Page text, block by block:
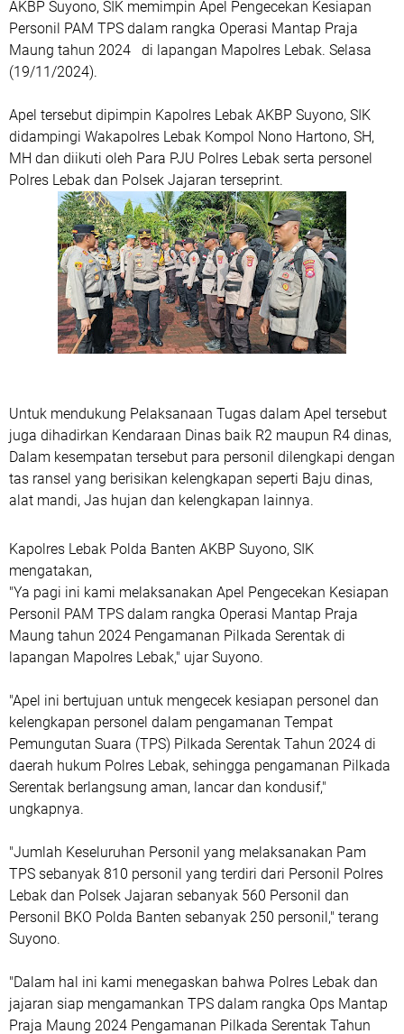
AKBP Suyono, SIK memimpin Apel Pengecekan Kesiapan
Personil PAM TPS dalam rangka Operasi Mantap Praja
Maung tahun 2024 di lapangan Mapolres Lebak. Selasa
(19/11/2024).
Apel tersebut dipimpin Kapolres Lebak AKBP Suyono, SIK
didampingi Wakapolres Lebak Kompol Nono Hartono, SH,
MH dan diikuti oleh Para PJU Polres Lebak serta personel
Polres Lebak dan Polsek Jajaran terseprint.
Untuk mendukung Pelaksanaan Tugas dalam Apel tersebut
juga dihadirkan Kendaraan Dinas baik R2 maupun R4 dinas,
Dalam kesempatan tersebut para personil dilengkapi dengan
tas ransel yang berisikan kelengkapan seperti Baju dinas,
alat mandi, Jas hujan dan kelengkapan lainnya.
Kapolres Lebak Polda Banten AKBP Suyono, SIK
mengatakan,
"Ya pagi ini kami melaksanakan Apel Pengecekan Kesiapan
Personil PAM TPS dalam rangka Operasi Mantap Praja
Maung tahun 2024 Pengamanan Pilkada Serentak di
lapangan Mapolres Lebak," ujar Suyono.
"Apel ini bertujuan untuk mengecek kesiapan personel dan
kelengkapan personel dalam pengamanan Tempat
Pemungutan Suara (TPS) Pilkada Serentak Tahun 2024 di
daerah hukum Polres Lebak, sehingga pengamanan Pilkada
Serentak berlangsung aman, lancar dan kondusif,"
ungkapnya.
"Jumlah Keseluruhan Personil yang melaksanakan Pam
TPS sebanyak 810 personil yang terdiri dari Personil Polres
Lebak dan Polsek Jajaran sebanyak 560 Personil dan
Personil BKO Polda Banten sebanyak 250 personil," terang
Suyono.
"Dalam hal ini kami menegaskan bahwa Polres Lebak dan
jajaran siap mengamankan TPS dalam rangka Ops Mantap
Praja Maung 2024 Pengamanan Pilkada Serentak Tahun